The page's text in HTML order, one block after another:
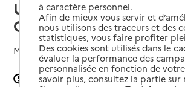
UTAS de Thiérache -
Guise
Mis à jour le02/05/2024
Signaler une erreur
à caractère personnel.
Afin de mieux vous servir et
nous utilisons des traceurs et des
statistiques, vous faire profiter
Des cookies sont utilisés dans le
évaluer la performance des
personnalisée en fonction de
savoir plus, consultez la partie